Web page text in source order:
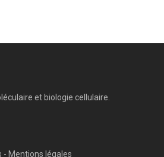
et biologie cellulaire.
- Mentions légales